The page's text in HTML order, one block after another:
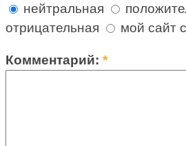
нейтральная
отрицательная
мой сайт
Комментарий:*